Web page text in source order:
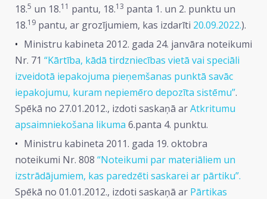
18.5 un 18.11 pantu, 18.13 panta 1. un 2. punktu un
18.19 pantu, ar grozījumiem, kas izdarīti 20.09.2022.).
Ministru kabineta 2012. gada 24. janvāra noteikumi
Nr. 71 “Kārtība, kādā tirdzniecības vietā vai speciāli
izveidotā iepakojuma pieņemšanas punktā savāc
iepakojumu, kuram nepiemēro depozīta sistēmu”.
Spēkā no 27.01.2012., izdoti saskaņā arAtkritumu
apsaimniekošana likuma 6.panta 4. punktu.
Ministru kabineta 2011. gada 19. oktobra
noteikumi Nr. 808 “Noteikumi par materiāliem un
izstrādājumiem, kas paredzēti saskarei ar pārtiku”.
Spēkā no 01.01.2012., izdoti saskaņā ar Pārtikas